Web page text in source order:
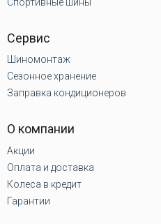
Сервис
Шиномонтаж
Сезонное хранение
Заправка кондиционеров
О компании
Акции
Оплата и доставка
Колеса в кредит
Гарантии